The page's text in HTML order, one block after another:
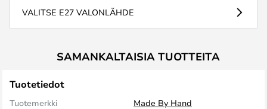
VALITSE E27 VALONLÄHDE
SAMANKALTAISIA TUOTTEITA
Tuotetiedot
Tuotemerkki
Made By Hand